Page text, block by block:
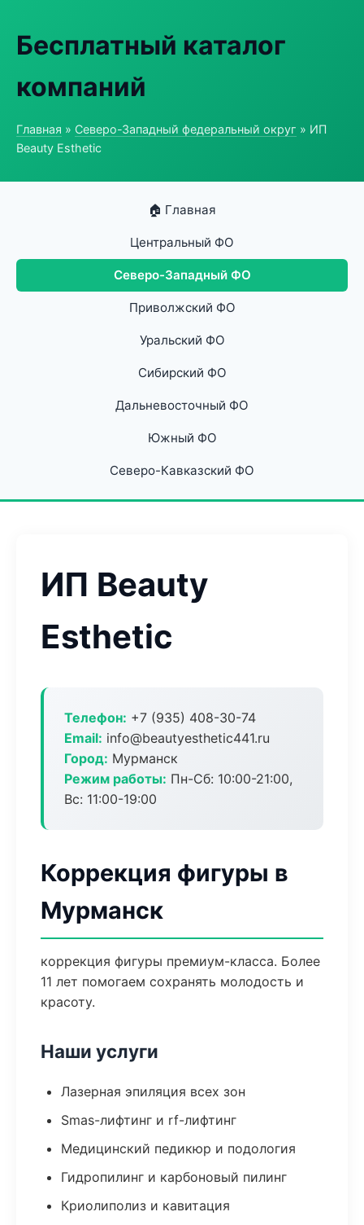
Бесплатный каталог
компаний
Главная » Северо-Западный федеральный округ » ИП
Beauty Esthetic
🏠 Главная
Центральный ФО
Северо-Западный ФО
Приволжский ФО
Уральский ФО
Сибирский ФО
Дальневосточный ФО
Южный ФО
Северо-Кавказский ФО
ИП Beauty
Esthetic
Телефон: +7 (935) 408-30-74
Email: info@beautyesthetic441.ru
Город: Мурманск
Режим работы: Пн-Сб: 10:00-21:00,
Вс: 11:00-19:00
Коррекция фигуры в
Мурманск
коррекция фигуры премиум-класса. Более
11 лет помогаем сохранять молодость и
красоту.
Наши услуги
Лазерная эпиляция всех зон
Smas-лифтинг и rf-лифтинг
Медицинский педикюр и подология
Гидропилинг и карбоновый пилинг
Криолиполиз и кавитация